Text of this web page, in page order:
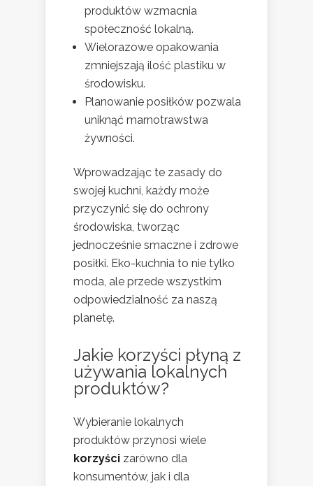
produktów wzmacnia
społeczność lokalną.
Wielorazowe opakowania
zmniejszają ilość plastiku w
środowisku.
Planowanie posiłków pozwala
uniknąć marnotrawstwa
żywności.
Wprowadzając te zasady do
swojej kuchni, każdy może
przyczynić się do ochrony
środowiska, tworząc
jednocześnie smaczne i zdrowe
posiłki. Eko-kuchnia to nie tylko
moda, ale przede wszystkim
odpowiedzialność za naszą
planetę.
Jakie korzyści płyną z
używania lokalnych
produktów?
Wybieranie lokalnych
produktów przynosi wiele
korzyści zarówno dla
konsumentów, jak i dla